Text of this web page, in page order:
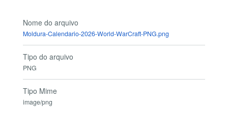
Nome do arquivo
Moldura-Calendario-2026-World-WarCraft-PNG.png
Tipo do arquivo
PNG
Tipo Mime
image/png